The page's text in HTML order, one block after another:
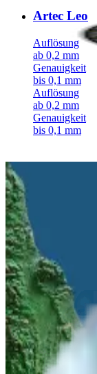
Artec Leo
Auflösung
ab 0,2 mm
Genauigkeit
bis 0,1 mm
Auflösung
ab 0,2 mm
Genauigkeit
bis 0,1 mm
Angebots-
Nennen Sie uns Ihr
Woran sind Sie
Produktberatung
Produktvorführung
Infomaterial